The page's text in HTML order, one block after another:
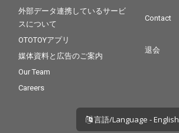
外部データ連携しているサービ
スについて
OTOTOYアプリ
媒体資料と広告のご案内
Our Team
Careers
Contact
退会
言語/Language - English